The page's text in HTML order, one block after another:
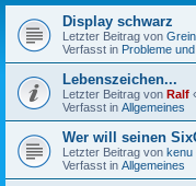
Display schwarz
Letzter Beitrag von
Verfasst in Probleme
Lebenszeichen...
Letzter Beitrag von Ralf
Verfasst in Allgemeines
Wer will seinen
Letzter Beitrag von kenu
Verfasst in Allgemeines